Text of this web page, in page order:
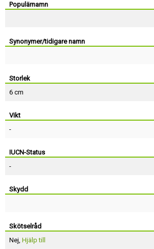
Populärnamn
Synonymer/tidigare namn
Storlek
6 cm
Vikt
-
IUCN-Status
-
Skydd
Skötselråd
Nej, Hjälp till